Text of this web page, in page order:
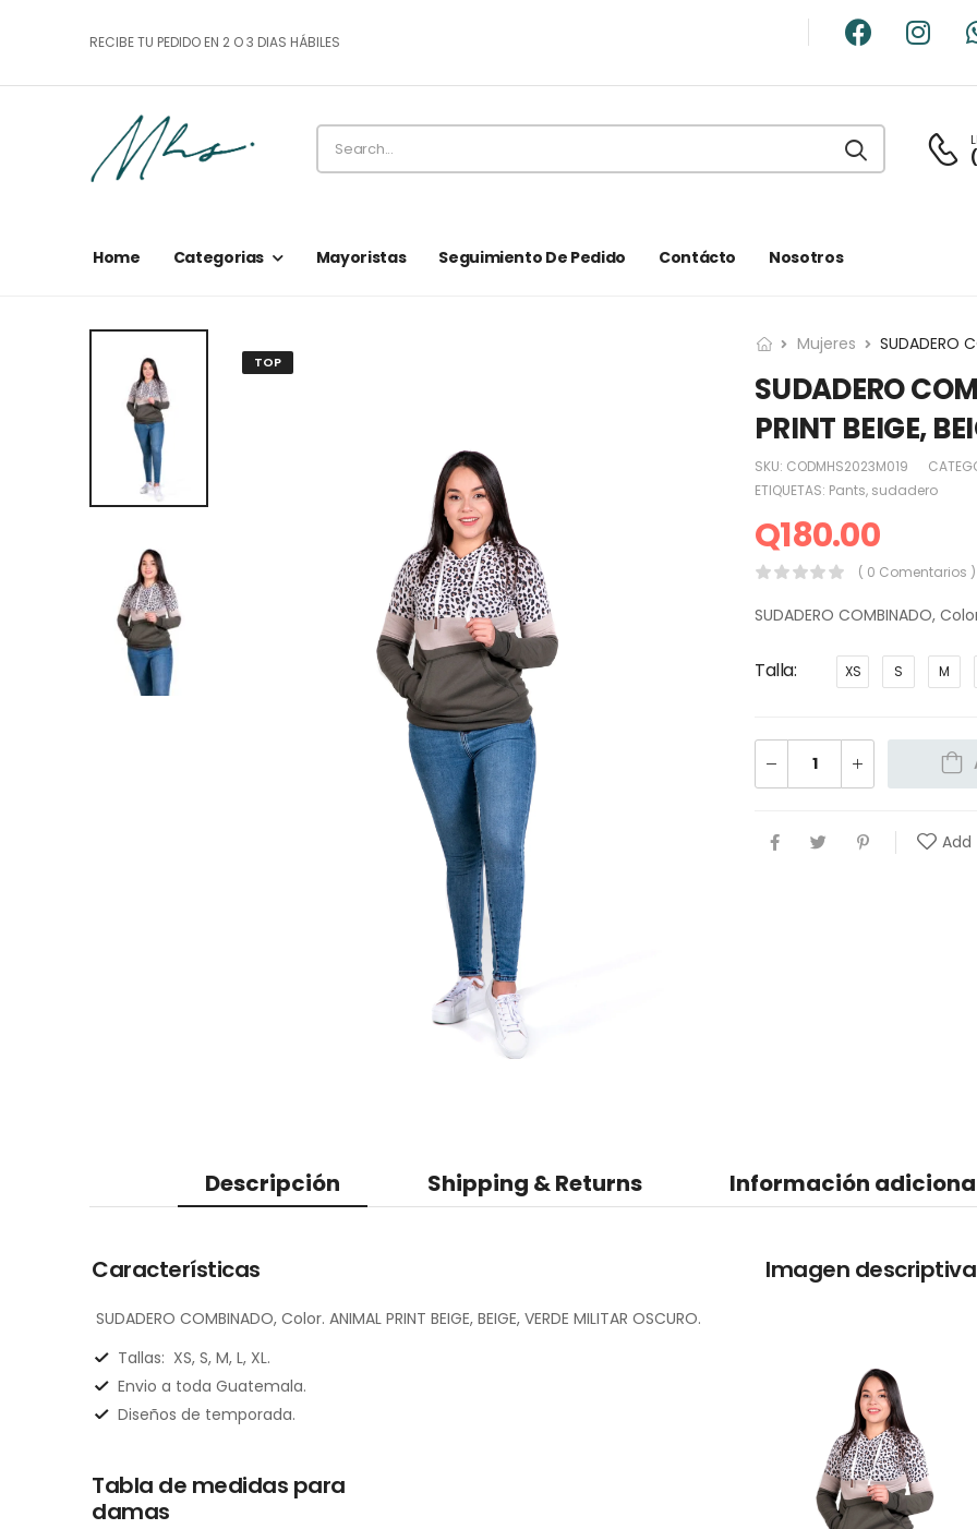
RECIBE TU PEDIDO EN 2 O 3 DIAS HÁBILES
Home Categorias Mayoristas Seguimiento De Pedido Contácto Nosotros
TOP
Mujeres
SUDADERO
PRINT BEIGE,
SKU: CODMHS2023M019
ETIQUETAS: Pants, sudadero
Q180.00
( 0 Comentarios )
SUDADERO COMBINADO,
Talla XS S M
Add
Descripción Shipping & Returns Información
Características
SUDADERO COMBINADO, Color. ANIMAL PRINT BEIGE, BEIGE, VERDE MILITAR OSCURO.
Tallas: XS, S, M, L, XL.
Envio a toda Guatemala.
Diseños de temporada.
Tabla de medidas para
damas
Imagen descriptiva